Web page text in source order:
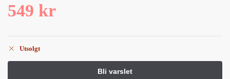
549 kr
Utsolgt